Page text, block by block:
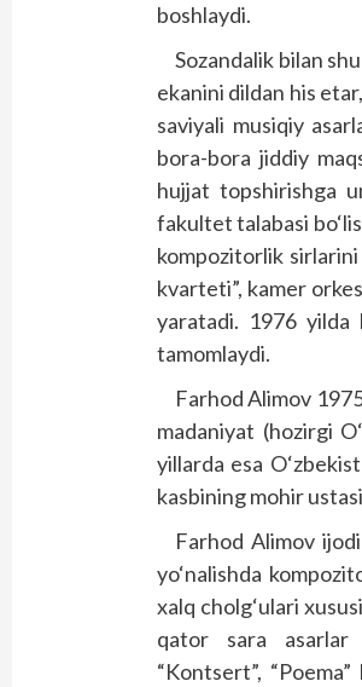
boshlaydi.
Sozandalik bilan
ekanini dildan his
saviyali musiqiy
bora-bora jiddiy
hujjat topshirishga
fakultet talabasi
kompozitorlik sirlarini
kvarteti”, kamer
yaratadi. 1976 yilda
tamomlaydi.
Farhod Alimov
madaniyat (hozirgi
yillarda esa
kasbining mohir
Farhod Alimov
yo‘nalishda
xalq cholg‘ulari
qator sara asarlar
“Kontsert”,